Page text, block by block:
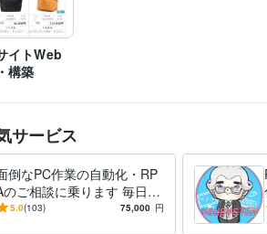
Electron:0年
イトWeb
構築
サービス
倒なPC作業の自動化・RP
のご相談に乗ります 毎日同
ことの繰り返しPC作業で
5.0(103) 75,000 円